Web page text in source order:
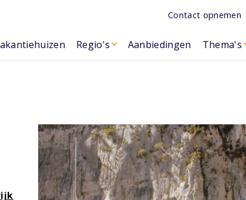
Contact opnemen
Regio's Aanbiedingen Thema's